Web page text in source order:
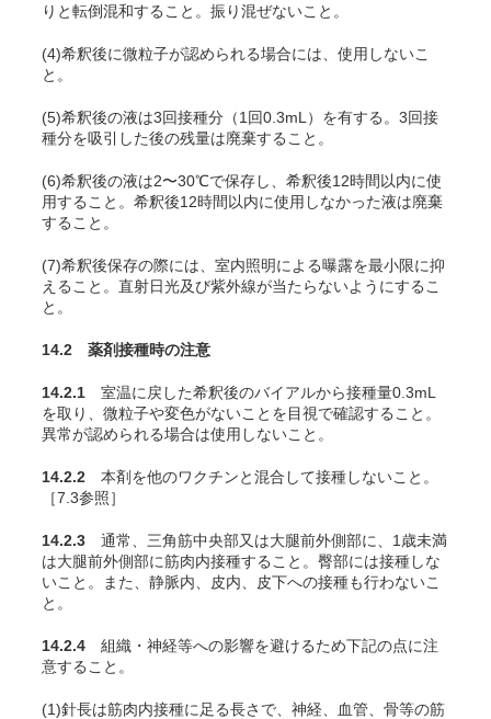
りと転倒混和すること。振り混ぜないこと。
(4)希釈後に微粒子が認められる場合には、使用しないこ
と。
(5)希釈後の液は3回接種分（1回0.3mL）を有する。3回接
種分を吸引した後の残量は廃棄すること。
(6)希釈後の液は2〜30℃で保存し、希釈後12時間以内に使
用すること。希釈後12時間以内に使用しなかった液は廃棄
すること。
(7)希釈後保存の際には、室内照明による曝露を最小限に抑
えること。直射日光及び紫外線が当たらないようにするこ
と。
14.2 薬剤接種時の注意
14.2.1 室温に戻した希釈後のバイアルから接種量0.3mL
を取り、微粒子や変色がないことを目視で確認すること。
異常が認められる場合は使用しないこと。
14.2.2 本剤を他のワクチンと混合して接種しないこと。
［7.3参照］
14.2.3 通常、三角筋中央部又は大腿前外側部に、1歳未満
は大腿前外側部に筋肉内接種すること。臀部には接種しな
いこと 。また、静脈内、皮内、皮下への接種も行わないこ
と。
14.2.4 組織・神経等への影響を避けるため下記の点に注
意すること。
(1)針長は筋肉内接種に足る長さで、神経、血管、骨等の筋